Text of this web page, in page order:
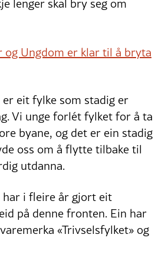
og Ungdom er klar til å bryta
er eit fylke som stadig er
Vi unge forlét fylket for å ta
byane, og det er ein stadig
oss om å flytte tilbake til
utdanna.
har i fleire år gjort eit
på denne fronten. Ein har
«Trivselsfylket» og